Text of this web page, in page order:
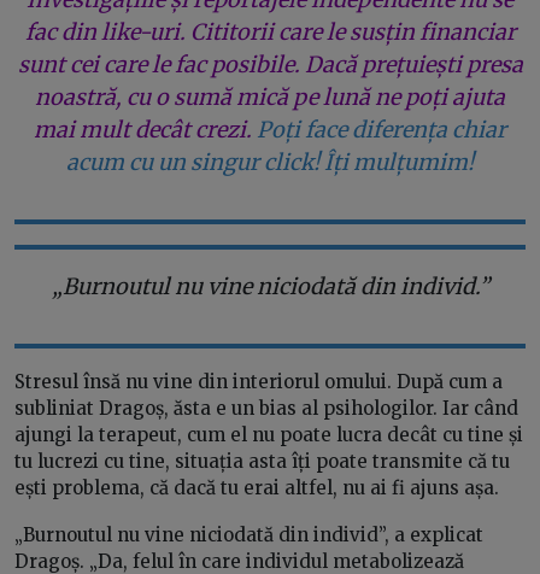
fac din like-uri. Cititorii care le susțin financiar
sunt cei care le fac posibile. Dacă prețuiești presa
noastră, cu o sumă mică pe lună ne poți ajuta
mai mult decât crezi. Poți face diferența chiar
acum cu un singur click! Îți mulțumim!
„Burnoutul nu vine niciodată din individ.”
Stresul însă nu vine din interiorul omului. După cum a
subliniat Dragoș, ăsta e un bias al psihologilor. Iar când
ajungi la terapeut, cum el nu poate lucra decât cu tine și
tu lucrezi cu tine, situația asta îți poate transmite că tu
ești problema, că dacă tu erai altfel, nu ai fi ajuns așa.
„Burnoutul nu vine niciodată din individ”, a explicat
Dragoș. „Da, felul în care individul metabolizează